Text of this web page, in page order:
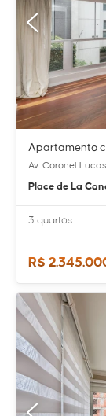
Apartamento
Av. Coronel
Place de La
3 quartos
R$